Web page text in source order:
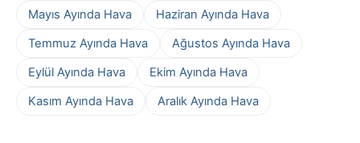
Mayıs Ayında Hava
Haziran Ayında Hava
Temmuz Ayında Hava
Ağustos Ayında Hava
Eylül Ayında Hava
Ekim Ayında Hava
Kasım Ayında Hava
Aralık Ayında Hava